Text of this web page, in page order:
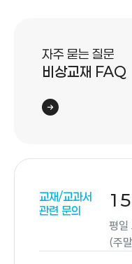
자주 묻는 질문
비상교재 FAQ
교재/교과서
관련 문의
평일
(주